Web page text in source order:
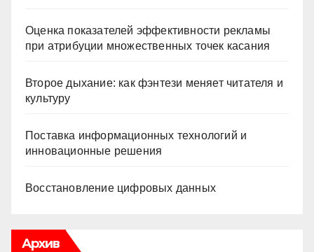
Оценка показателей эффективности рекламы
при атрибуции множественных точек касания
Второе дыхание: как фэнтези меняет читателя и
культуру
Поставка информационных технологий и
инновационные решения
Восстановление цифровых данных
Архив